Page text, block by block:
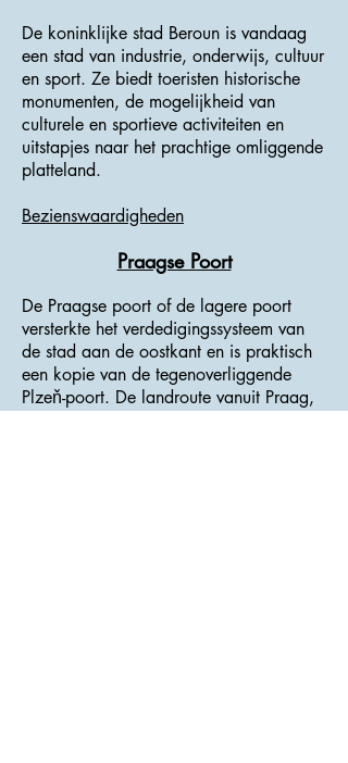
De koninklijke stad Beroun is vandaag
een stad van industrie, onderwijs, cultuur
en sport. Ze biedt toeristen historische
monumenten, de mogelijkheid van
culturele en sportieve activiteiten en
uitstapjes naar het prachtige omliggende
platteland.
Bezienswaardigheden
Praagse Poort
De Praagse poort of de lagere poort
versterkte het verdedigingssysteem van
de stad aan de oostkant en is praktisch
een kopie van de tegenoverliggende
Plzeň-poort. De landroute vanuit Praag,